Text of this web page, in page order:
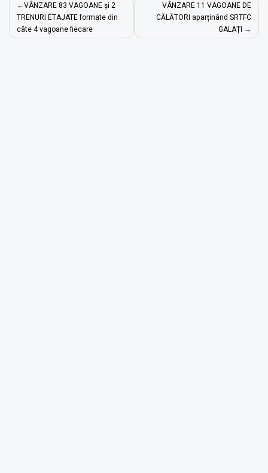
în
articole
VÂNZARE 83 VAGOANE și 2
TRENURI ETAJATE formate din
câte 4 vagoane fiecare
VÂNZARE 11 VAGOANE DE
CĂLĂTORI aparținând SRTFC
GALAȚI